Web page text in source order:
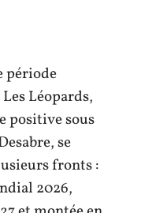
période
Léopards,
positive sous
se
fronts :
2026,